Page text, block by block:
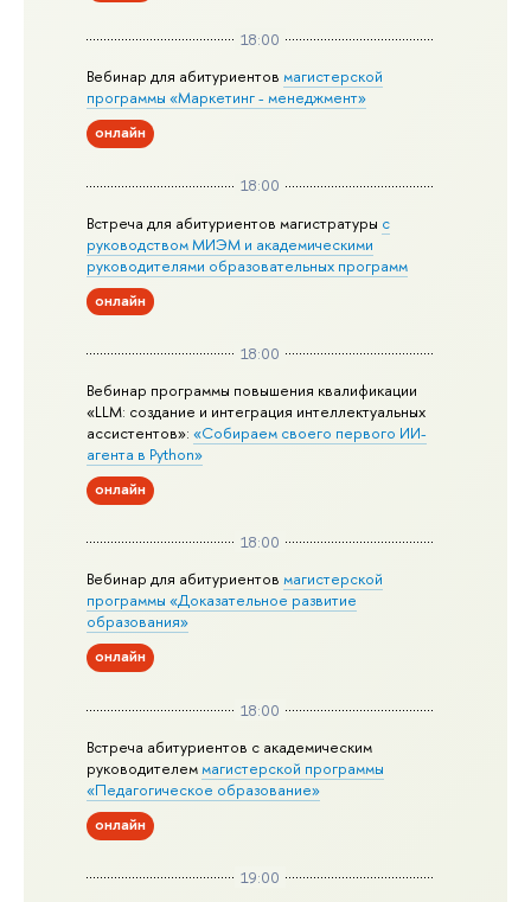
18:00
Вебинар для абитуриентовмагистерской
программы «Маркетинг - менеджмент»
онлайн
18:00
Встреча для абитуриентов магистратуры с
руководством МИЭМ и академическими
руководителями образовательных программ
онлайн
18:00
Вебинар программы повышения квалификации
«LLM: создание и интеграция интеллектуальных
ассистентов»:«Собираем своего первого ИИ-
агента в Python»
онлайн
18:00
Вебинар для абитуриентовмагистерской
программы «Доказательное развитие
образования»
онлайн
18:00
Встреча абитуриентов с академическим
руководителеммагистерской программы
«Педагогическое образование»
онлайн
19:00